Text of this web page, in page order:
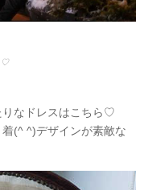
♡
りなドレスはこちら♡
(^ ^)デザインが素敵な